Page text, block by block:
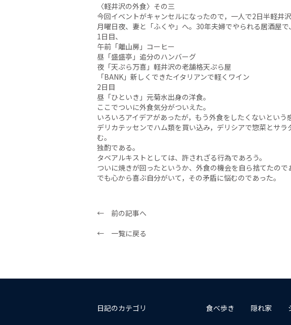
〈軽井沢の外食〉その三
今回イベントがキャンセルになったので，一人で2日半軽井沢
月曜日夜、妻と「ふくや」へ。30年夫婦でやられる居酒屋
1日目、
午前「離山房」コーヒー
昼「盛盛亭」追分のハンバーグ
夜「天ぷら万喜」軽井沢の老舗格天ぷら屋
「BANK」新しくできたイタリアンで軽くワイン
2日目
昼「ひといき」元菊水出身の洋食。
ここでついに外食気分がついえた。
いろいろアイデアがあったが，もう外食をしたくないという
デリカテッセンでハム類を買い込み，デリシアで惣菜とサ
む。
独酌である。
タベアルキストとしては、許されざる行為であろう。
ついに焼きが回ったというか、外食の機会を自ら捨てたので
でも心から喜ぶ自分がいて，その矛盾に悩むのであった。
← 前の記事へ
← 一覧に戻る
日記のカテゴリ 食べ歩き 隠れ家